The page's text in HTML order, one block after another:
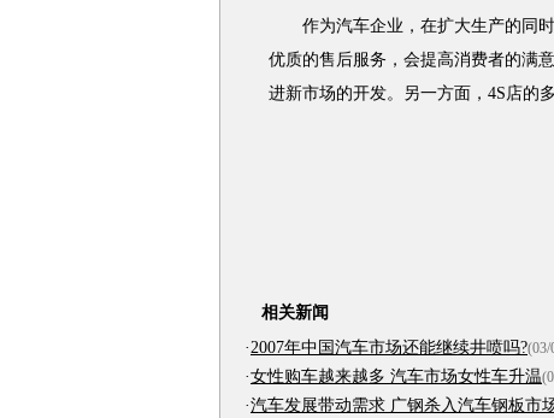
作为汽车企业，在扩大生产的同时
优质的售后服务，会提高消费者的满
进新市场的开发。另一方面，4S店的
相关新闻
·2007年中国汽车市场还能继续井喷吗?(03/
·女性购车越来越多 汽车市场女性车升温
·汽车发展带动需求 广钢杀入汽车钢板市